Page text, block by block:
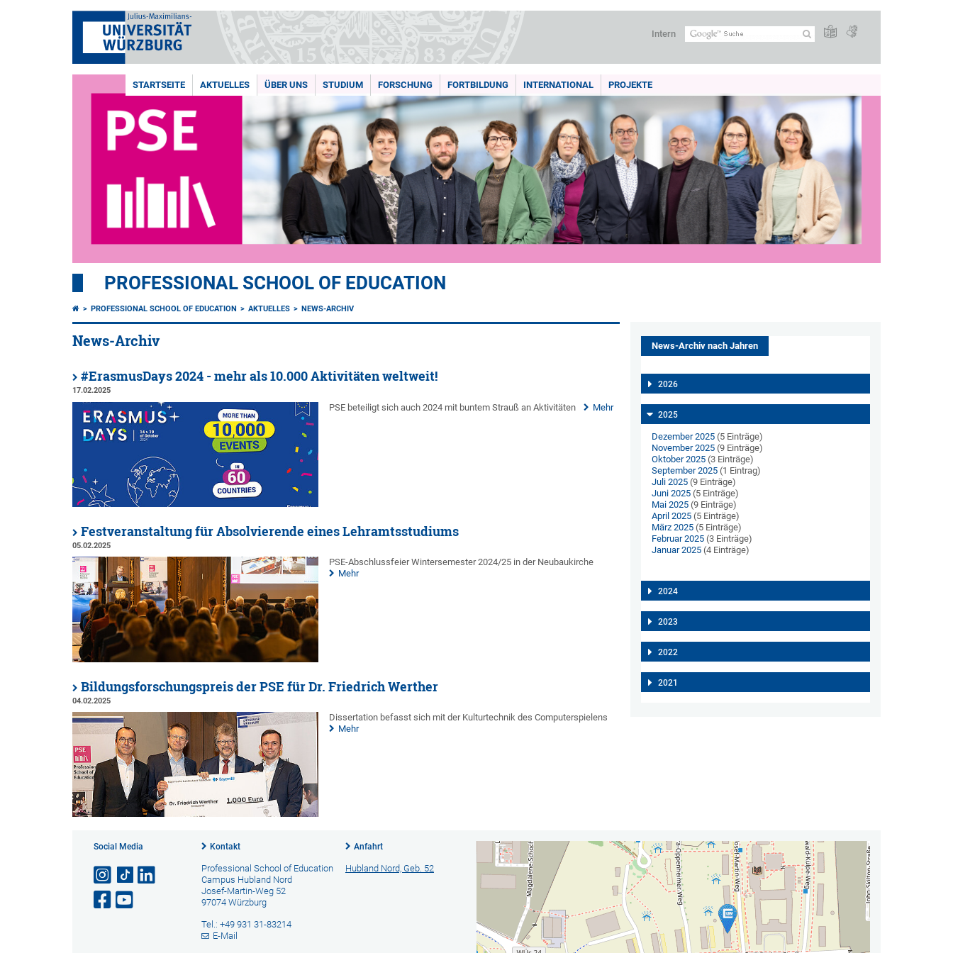
Intern
STARTSEITE AKTUELLES ÜBER UNS STUDIUM FORSCHUNG FORTBILDUNG INTERNATIONAL PROJEKTE
PROFESSIONAL SCHOOL OF EDUCATION
PROFESSIONAL SCHOOL OF EDUCATION AKTUELLES NEWS-ARCHIV
News-Archiv
#ErasmusDays 2024 - mehr als 10.000 Aktivitäten weltweit!
17.02.2025
PSE beteiligt sich auch 2024 mit buntem Strauß an Aktivitäten Mehr
Festveranstaltung für Absolvierende eines Lehramtsstudiums
05.02.2025
PSE-Abschlussfeier Wintersemester 2024/25 in der Neubaukirche
Mehr
Bildungsforschungspreis der PSE für Dr. Friedrich Werther
04.02.2025
Dissertation befasst sich mit der Kulturtechnik des Computerspielens
Mehr
News-Archiv nach Jahren
2026
2025
Dezember 2025(5 Einträge)
November 2025(9 Einträge)
Oktober 2025(3 Einträge)
September 2025(1 Eintrag)
Juli 2025(9 Einträge)
Juni 2025(5 Einträge)
Mai 2025(9 Einträge)
April 2025(5 Einträge)
März 2025(5 Einträge)
Februar 2025(3 Einträge)
Januar 2025(4 Einträge)
2024
2023
2022
2021
Social Media Kontakt
Professional School of Education
Campus Hubland Nord
Josef-Martin-Weg 52
97074 Würzburg
Tel.: +49 931 31-83214
E-Mail
Anfahrt
Hubland Nord, Geb. 52